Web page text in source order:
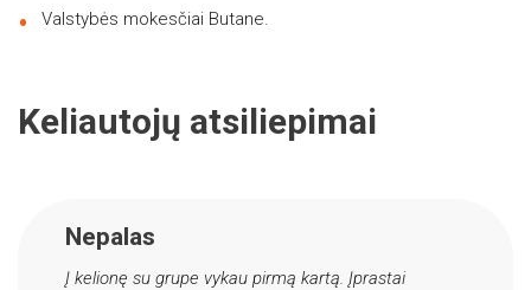
Valstybės mokesčiai Butane.
Keliautojų atsiliepimai
Nepalas
Į kelionę su grupe vykau pirmą kartą. Įprastai